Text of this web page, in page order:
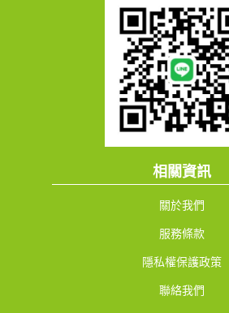
相關資訊
關於我們
服務條款
隱私權保護政策
聯絡我們